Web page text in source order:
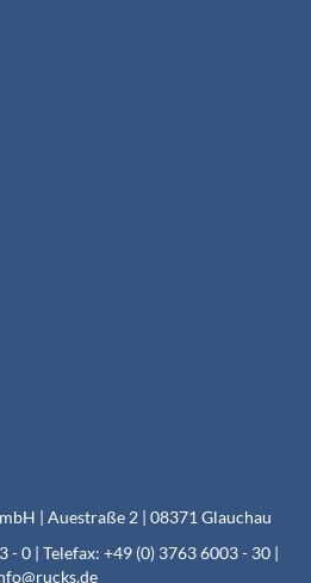
| Auestraße 2 | 08371 Glauchau
- 0 | Telefax: +49 (0) 3763 6003 - 30 |